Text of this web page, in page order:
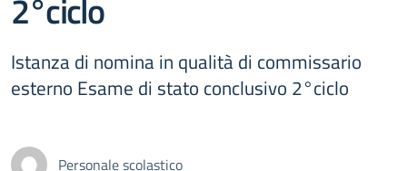
Istanza di nomina in qualità di commissario
esterno Esame di stato conclusivo 2°ciclo
Personale scolastico